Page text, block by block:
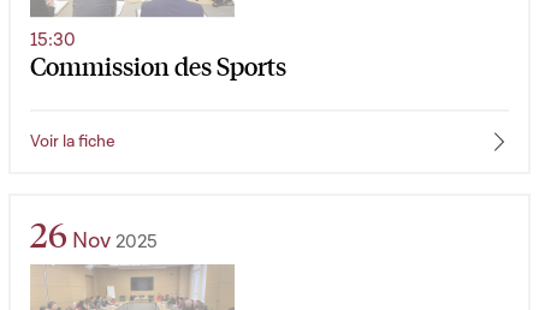
Commission des Sports
15:30
Voir la fiche
26 Nov 2025